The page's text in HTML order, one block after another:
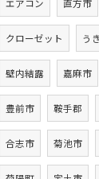
エアコン 直方市
クローゼット う
壁内結露 嘉麻市
豊前市 鞍手郡
合志市 菊池市